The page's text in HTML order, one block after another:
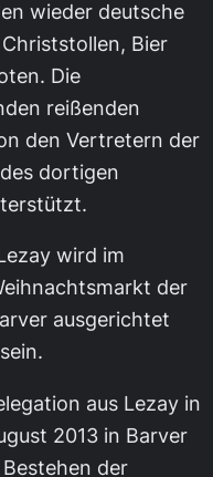
wieder deutsche
Bier
Die
reißenden
den Vertretern der
dortigen
wird im
der
ausgerichtet
aus Lezay in
2013 in Barver
der